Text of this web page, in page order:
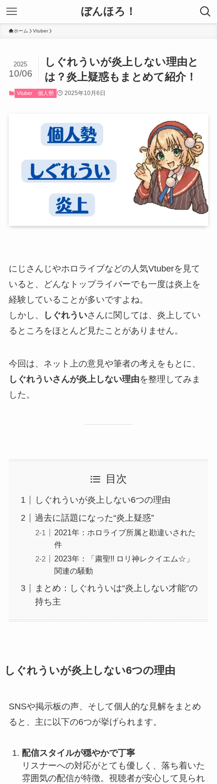
ぼんほろ！
ホーム Vtuber
しぐれういが炎上しない理由と
は？炎上疑惑もまとめて紹介！
2025
10/06
Vtuber 個人勢 2025年10月6日
にじさんじやホロライブなどの人気Vtuberを見て
いると、どんなトップライバーでも一度は炎上を
経験していることが多いですよね。
しかし、
しぐれういさんに関しては、炎上してい
るところをほとんど見たことがありません。
今回は、ネット上の意見や筆者の考えをもとに、
しぐれういさんが炎上しない理由を整理してみま
した。
目次
しぐれういが炎上しない6つの理由
過去に話題になった“炎上疑惑”
2021年：ホロライブ所属と勘違いされた
件
2023年：「粛聖!! ロリ神レクイエム☆」
関連の騒動
まとめ：しぐれういは“炎上しない才能”の
持ち主
しぐれういが炎上しない6つの理由
SNSや掲示板の声、そして個人的な見解をまとめ
ると、主に以下の6つが挙げられます。
配信スタイルが穏やかで丁寧
リスナーへの対応がとても優しく、落ち着いた
雰囲気の配信が特徴。視聴者が安心して見られ